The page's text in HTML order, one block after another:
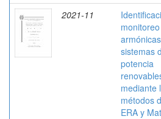
2021-11
sistemas
potencia
mediante
métodos
ERA y